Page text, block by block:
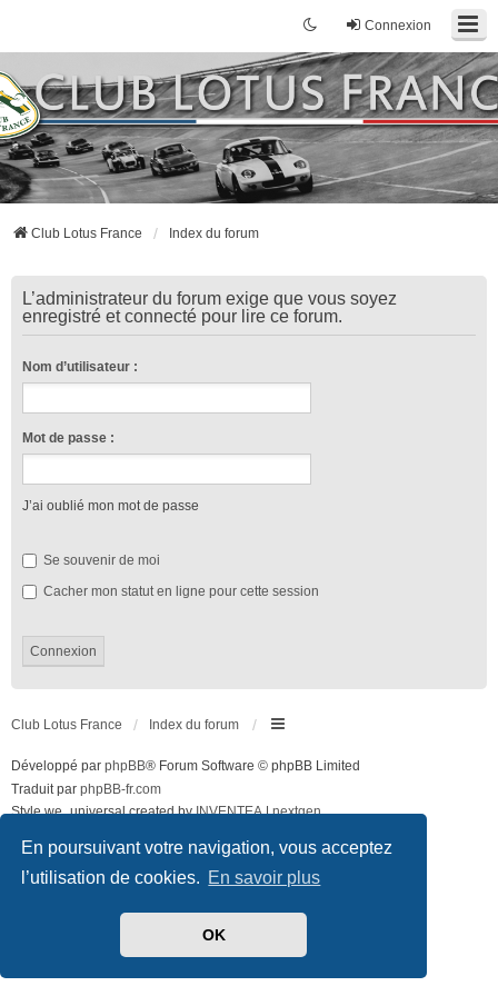
En poursuivant votre navigation, vous acceptez
l’utilisation de cookies. En savoir plus
OK
Connexion
Club Lotus France Index du forum
L’administrateur du forum exige que vous soyez
enregistré et connecté pour lire ce forum.
Nom d’utilisateur :
Mot de passe :
J’ai oublié mon mot de passe
Se souvenir de moi
Cacher mon statut en ligne pour cette session
Club Lotus France Index du forum
Développé par phpBB® Forum Software © phpBB Limited
Traduit par phpBB-fr.com
Style we_universal created byINVENTEA|nextgen